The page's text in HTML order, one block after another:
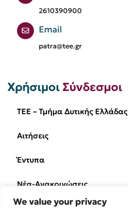
We value your privacy
2610390900
Email
patra@tee.gr
Χρήσιμοι Σύνδεσμοι
TEE – Τμήμα Δυτικής Ελλάδας
Αιτήσεις
Έντυπα
Νέα-Ανακοινώσεις